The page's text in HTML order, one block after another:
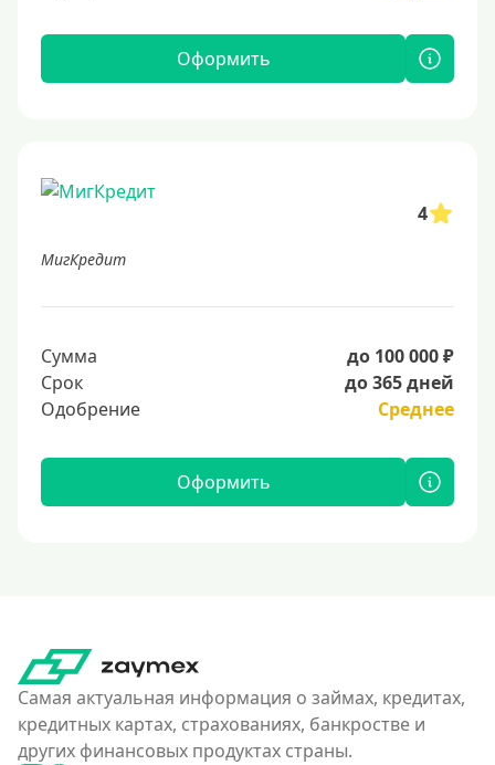
Оформить
4
МигКредит
Сумма
до 100 000 ₽
Срок
до 365 дней
Одобрение
Среднее
Оформить
Самая актуальная информация о займах, кредитах,
кредитных картах, страхованиях, банкростве и
других финансовых продуктах страны.